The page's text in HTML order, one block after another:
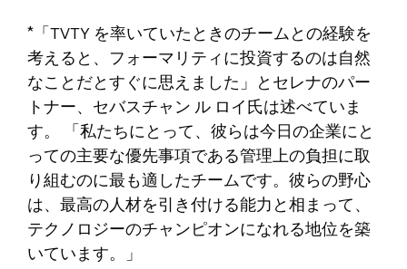
*「TVTY を率いていたときのチームとの経験を
考えると、フォーマリティに投資するのは自然
なことだとすぐに思えました」とセレナのパー
トナー、セバスチャン ル ロイ氏は述べていま
す。
「私たちにとって、彼らは今日の企業にと
っての主要な優先事項である管理上の負担に取
り組むのに最も適したチームです。彼らの野心
は、最高の人材を引き付ける能力と相まって、
テクノロジーのチャンピオンになれる地位を築
いています。」